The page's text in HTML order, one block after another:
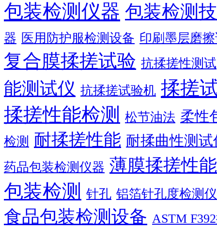
包装检测仪器 包装检测
器 医用防护服检测设备 印刷墨层磨
复合膜揉搓试验 抗揉搓性测试
能测试仪 抗揉搓试验机 揉搓
揉搓性能检测
松节油法 柔性
检测 耐揉搓性能 耐揉曲性测试
药品包装检测仪器 薄膜揉搓性
包装检测 针孔 铝箔针孔度检测
食品包装检测设备 ASTM